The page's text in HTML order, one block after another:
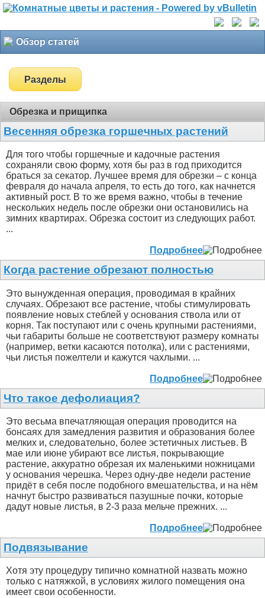
Обзор статей
Разделы
Обрезка и прищипка
Весенняя обрезка горшечных растений
Для того чтобы горшечные и кадочные растения
сохраняли свою форму, хотя бы раз в год приходится
браться за секатор. Лучшее время для обрезки – с конца
февраля до начала апреля, то есть до того, как начнется
активный рост. В то же время важно, чтобы в течение
нескольких недель после обрезки они остановились на
зимних квартирах. Обрезка состоит из следующих работ.
...
Подробнее
Когда растение обрезают полностью
Это вынужденная операция, проводимая в крайних
случаях. Обрезают все растение, чтобы стимулировать
появление новых стеблей у основания ствола или от
корня. Так поступают или с очень крупными растениями,
чьи габариты больше не соответствуют размеру комнаты
(например, ветки касаются потолка), или с растениями,
чьи листья пожелтели и кажутся чахлыми. ...
Подробнее
Что такое дефолиация?
Это весьма впечатляющая операция проводится на
бонсаях для замедления развития и образования более
мелких и, следовательно, более эстетичных листьев. В
мае или июне убирают все листья, покрывающие
растение, аккуратно обрезая их маленькими ножницами
у основания черешка. Через одну-две недели растение
придёт в себя после подобного вмешательства, и на нём
начнут быстро развиваться пазушные почки, которые
дадут новые листья, в 2-3 раза мельче прежних. ...
Подробнее
Подвязывание
Хотя эту процедуру типично комнатной назвать можно
только с натяжкой, в условиях жилого помещения она
имеет свои особенности.